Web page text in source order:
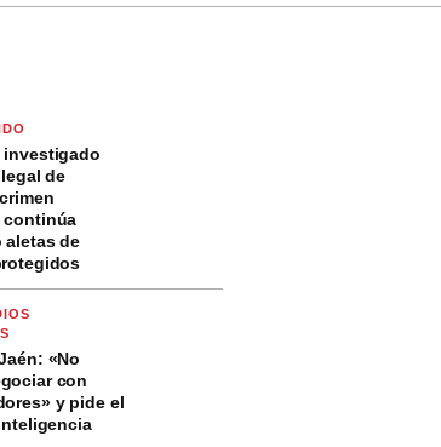
investigado
de
continúa
aletas de
«No
con
y pide el